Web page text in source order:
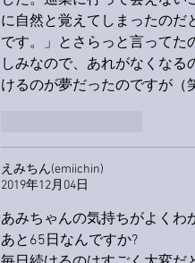
に自然と覚えてしまったの
です。」とさらっと言ってた
しみなので、あれがなくな
けるのが夢だったのですが（
えみちん(emiichin)
2019年12月04日
あみちゃんの気持ちがよくわ
あと65日なんですか?